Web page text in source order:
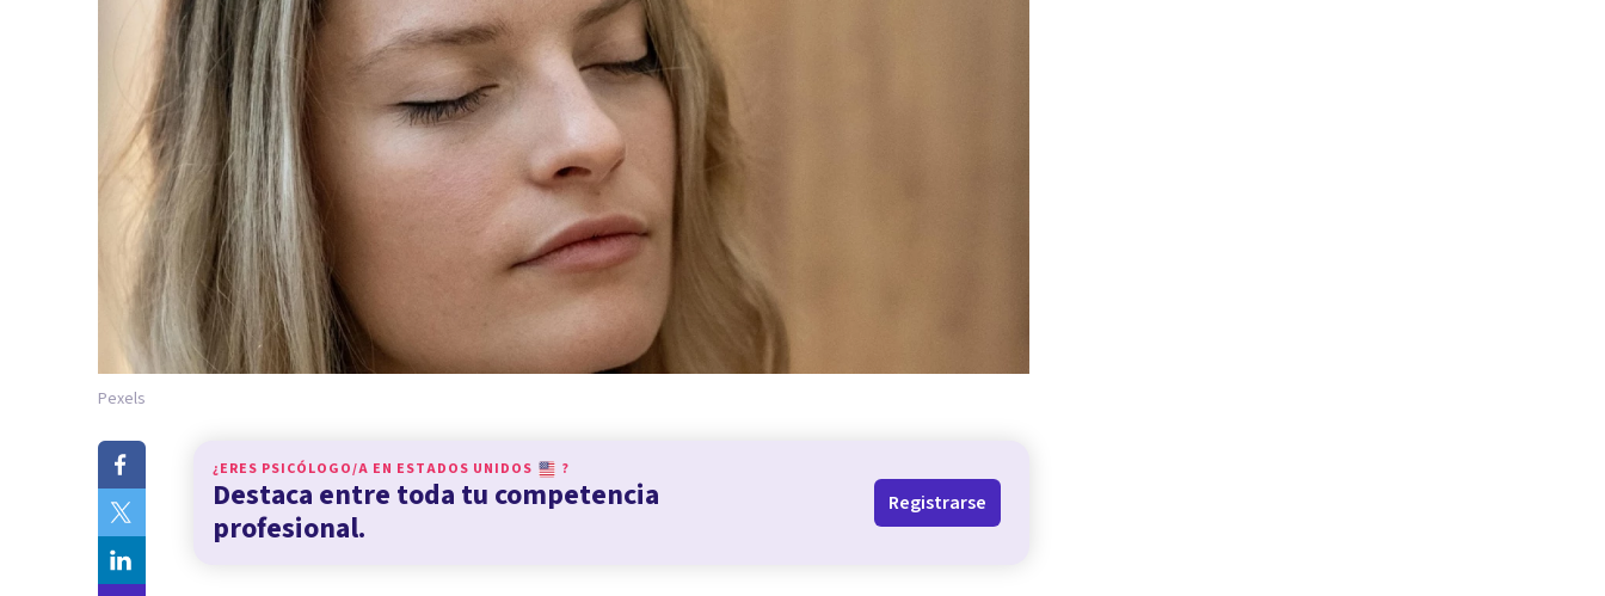
Pexels
¿ERES PSICÓLOGO/A EN ESTADOS UNIDOS ?
Destaca entre toda tu competencia
profesional.
Registrarse